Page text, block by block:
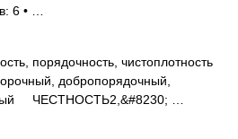
6 • …
порядочность, чистоплотность
добропорядочный,
ЧЕСТНОСТЬ2,&#8230; …